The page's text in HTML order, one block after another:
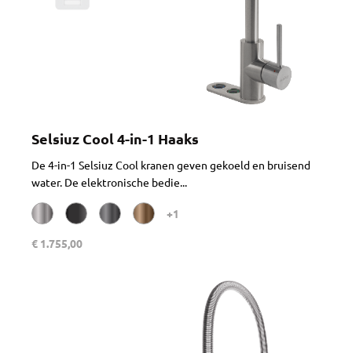
Selsiuz Cool 4-in-1 Haaks
De 4-in-1 Selsiuz Cool kranen geven gekoeld en bruisend
water. De elektronische bedie...
+1
€ 1.755,00